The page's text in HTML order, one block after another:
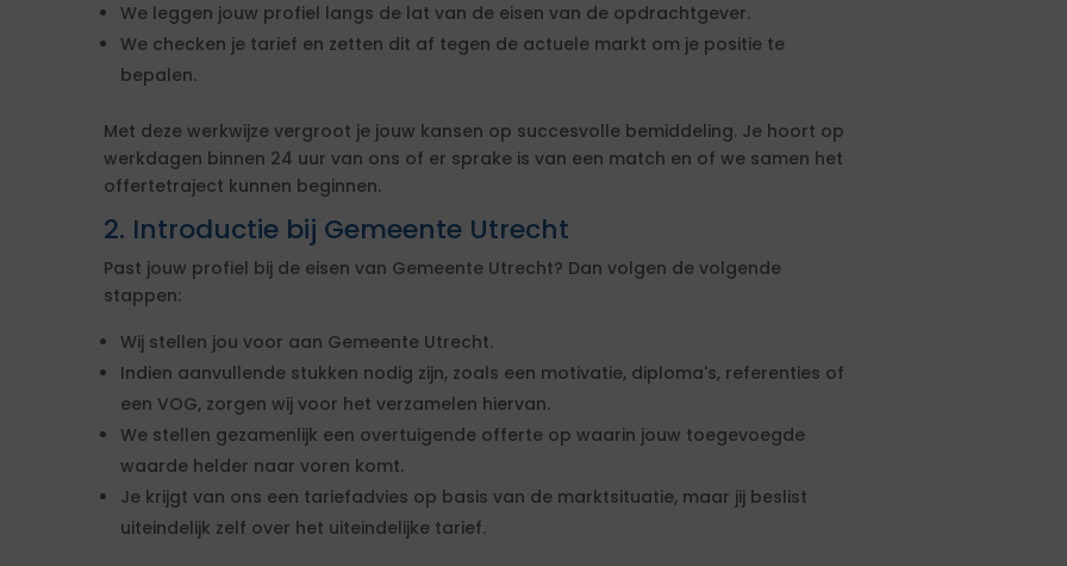
We leggen jouw profiel langs de lat van de eisen van de opdrachtgever.
We checken je tarief en zetten dit af tegen de actuele markt om je positie te
bepalen.
Met deze werkwijze vergroot je jouw kansen op succesvolle bemiddeling. Je hoort op
werkdagen binnen 24 uur van ons of er sprake is van een match en of we samen het
offertetraject kunnen beginnen.
2. Introductie bij Gemeente Utrecht
Past jouw profiel bij de eisen van Gemeente Utrecht? Dan volgen de volgende
stappen:
Wij stellen jou voor aan Gemeente Utrecht.
Indien aanvullende stukken nodig zijn, zoals een motivatie, diploma's, referenties of
een VOG, zorgen wij voor het verzamelen hiervan.
We stellen gezamenlijk een overtuigende offerte op waarin jouw toegevoegde
waarde helder naar voren komt.
Je krijgt van ons een tariefadvies op basis van de marktsituatie, maar jij beslist
uiteindelijk zelf over het uiteindelijke tarief.